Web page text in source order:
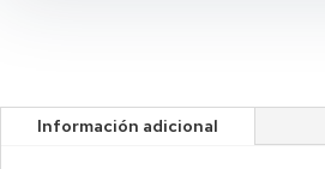
Información adicional